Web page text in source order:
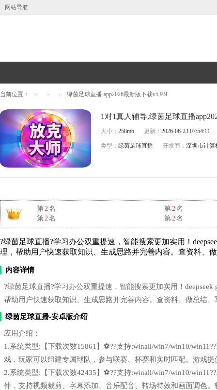
网站导航
当前位置： > > > 绿茵足球直播-app2026最新版下载v5.9.9
大小：258mb 更新：2026-06-23 07:54:11
类型：绿茵足球直播 开发商：深圳市计
第2名 第2名
第2名 第2名
?绿茵足球直播?学习办公双重提速，智能搜索更加实用！
理，帮助用户快速获取知识、生成思路并完善内容。查资料、
内容详情
?绿茵足球直播?学习办公双重提速，智能搜索更加实用！
帮助用户快速获取知识、生成思路并完善内容。查资料、做总结
绿茵足球直播-安卓版介绍
应用介绍：
1.系统类型:【下载次数15861】⚽??支持:winall/win7/win10/
戏，玩家可以组建专属球队，参与联赛、杯赛和实时匹配。游戏
2.系统类型:【下载次数42435】⚽??支持:winall/win7/win10/
件，支持视频裁剪、字幕添加、音乐配音、转场特效和画面调色